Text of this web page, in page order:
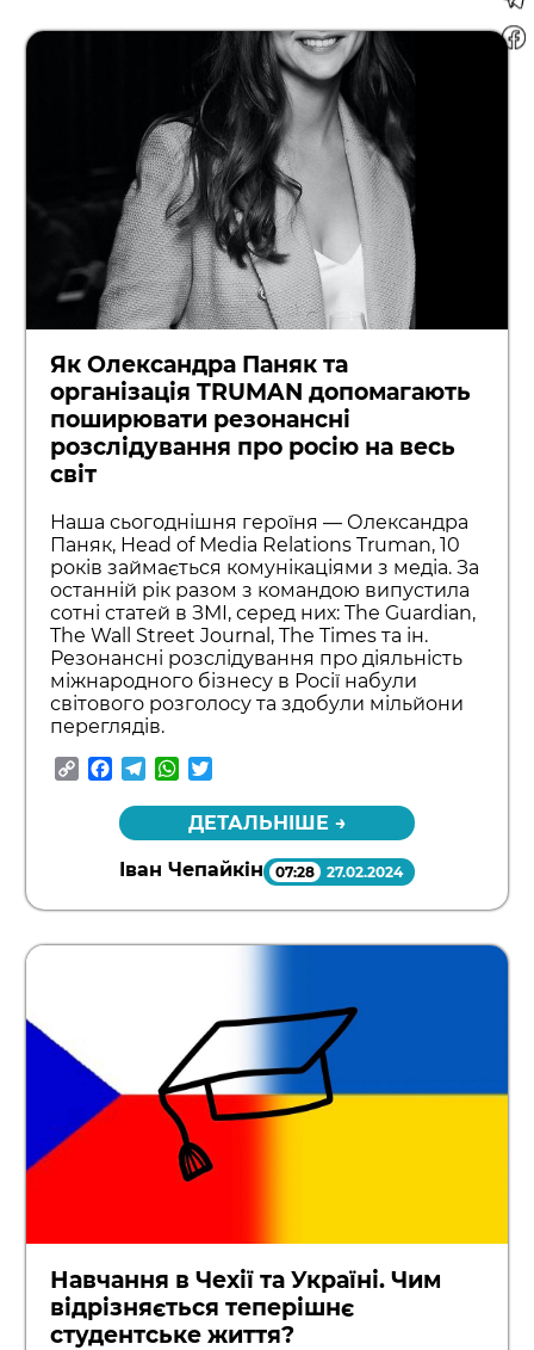
Як Олександра Паняк та
організація TRUMAN допомагають
поширювати резонансні
розслідування про росію на весь
світ
Наша сьогоднішня героїня — Олександра
Паняк, Head of Media Relations Truman, 10
років займається комунікаціями з медіа. За
останній рік разом з командою випустила
сотні статей в ЗМІ, серед них: The Guardian,
The Wall Street Journal, The Times та ін.
Резонансні розслідування про діяльність
міжнародного бізнесу в Росії набули
світового розголосу та здобули мільйони
переглядів.
CopyFacebook
TelegramWhatsApp
ДЕТАЛЬНІШЕ →
Іван Чепайкін 07:28 27.02.2024
Навчання в Чехії та Україні. Чим
відрізняється теперішнє
студентське життя?